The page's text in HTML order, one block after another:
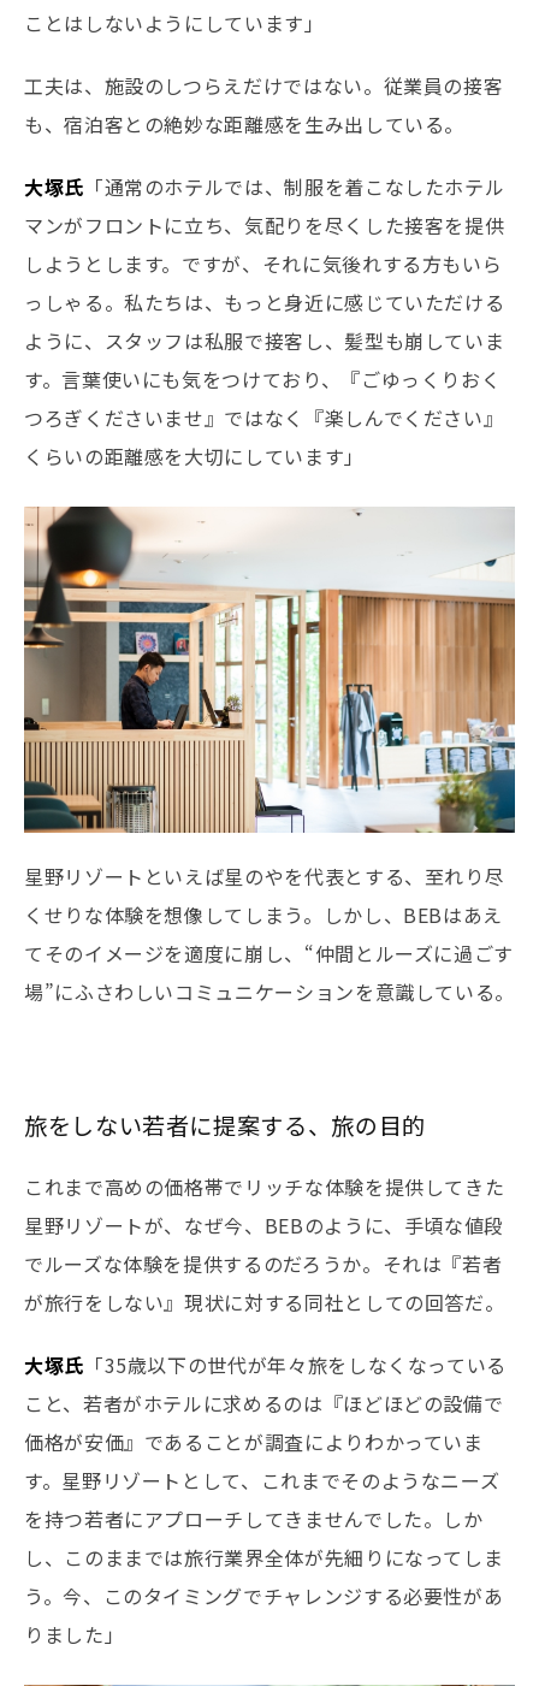
ことはしないようにしています」
工夫は、施設のしつらえだけではない。従業員の接客
も、宿泊客との絶妙な距離感を生み出している。
大塚氏 「通常のホテルでは、制服を着こなしたホテル
マンがフロントに立ち、気配りを尽くした接客を提供
しようとします。ですが、それに気後れする方もいら
っしゃる。私たちは、もっと身近に感じていただける
ように、スタッフは私服で接客し、髪型も崩していま
す。言葉使いにも気をつけており、『ごゆっくりおく
つろぎくださいませ』ではなく『楽しんでください』
くらいの距離感を大切にしています」
星野リゾートといえば星のやを代表とする、至れり尽
くせりな体験を想像してしまう。しかし、BEBはあえ
てそのイメージを適度に崩し、“仲間とルーズに過ごす
場”にふさわしいコミュニケーションを意識している。
旅をしない若者に提案する、旅の目的
これまで高めの価格帯でリッチな体験を提供してきた
星野リゾートが、なぜ今、BEBのように、手頃な値段
でルーズな体験を提供するのだろうか。それは『若者
が旅行をしない』現状に対する同社としての回答だ。
大塚氏 「35歳以下の世代が年々旅をしなくなっている
こと、若者がホテルに求めるのは『ほどほどの設備で
価格が安価』であることが調査によりわかっていま
す。星野リゾートとして、これまでそのようなニーズ
を持つ若者にアプローチしてきませんでした。しか
し、このままでは旅行業界全体が先細りになってしま
う。今、このタイミングでチャレンジする必要性があ
りました」